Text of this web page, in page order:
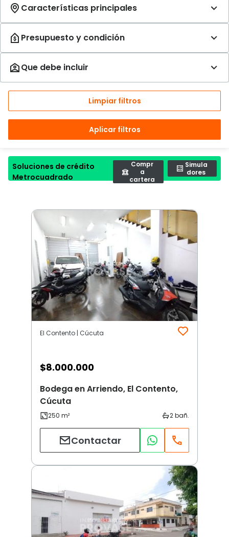
Limpiar filtros
Aplicar filtros
Soluciones de crédito
Metrocuadrado
Compr
a
cartera
Simula
dores
El Contento | Cúcuta
$8.000.000
Bodega en Arriendo, El Contento,
Cúcuta
Contactar